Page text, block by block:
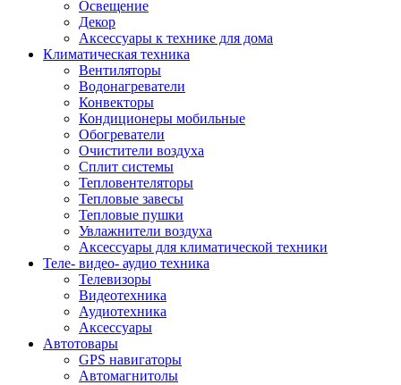
Освещение
Декор
Аксессуары к технике для дома
Климатическая техника
Вентиляторы
Водонагреватели
Конвекторы
Кондиционеры мобильные
Обогреватели
Очистители воздуха
Сплит системы
Тепловентеляторы
Тепловые завесы
Тепловые пушки
Увлажнители воздуха
Аксессуары для климатической техники
Теле- видео- аудио техника
Телевизоры
Видеотехника
Аудиотехника
Аксессуары
Автотовары
GPS навигаторы
Автомагнитолы